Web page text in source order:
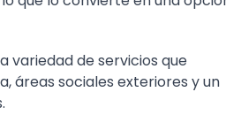
variedad de servicios que
áreas sociales exteriores y un